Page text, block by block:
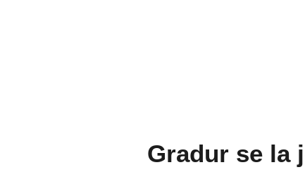
Gradur se la